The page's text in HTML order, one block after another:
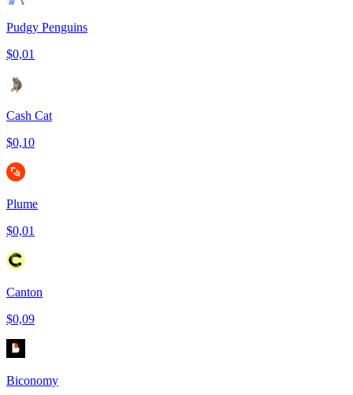
Pudgy Penguins
$0,01
Cash Cat
$0,10
Plume
$0,01
Canton
$0,09
Biconomy